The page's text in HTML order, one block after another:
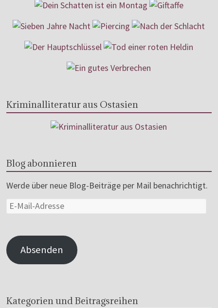
Kriminalliteratur aus Ostasien
Blog abonnieren
Werde über neue Blog-Beiträge per Mail benachrichtigt.
Absenden
Kategorien und Beitragsreihen